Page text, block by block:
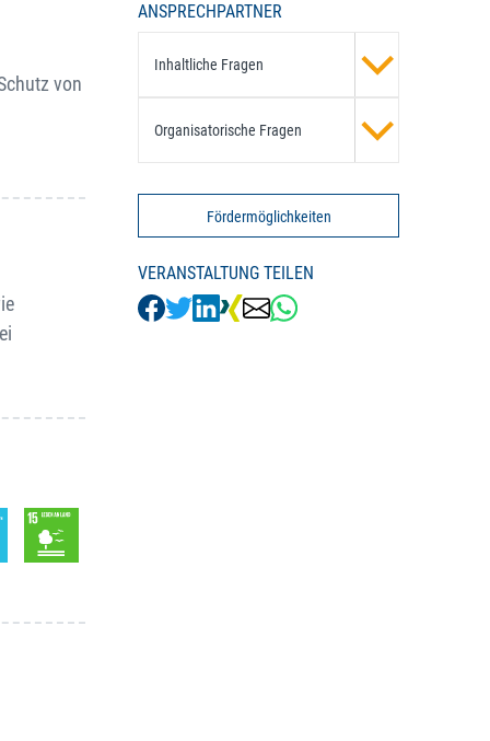
von
ANSPRECHPARTNER
Inhaltliche Fragen
Organisatorische Fragen
Fördermöglichkeiten
VERANSTALTUNG TEILEN